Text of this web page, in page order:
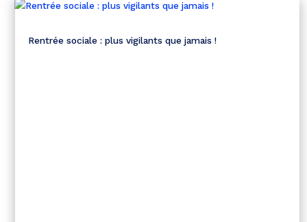
Rentrée sociale : plus vigilants que jamais !